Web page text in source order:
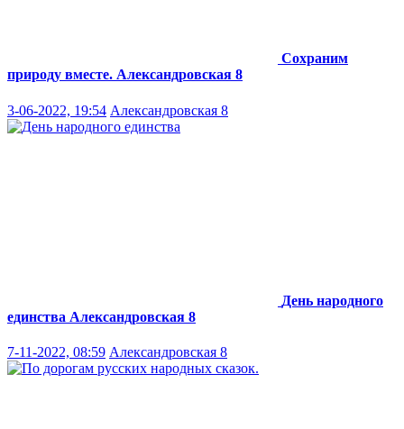
Сохраним
природу вместе. Александровская 8
3-06-2022, 19:54 Александровская 8
День народного
единства Александровская 8
7-11-2022, 08:59 Александровская 8